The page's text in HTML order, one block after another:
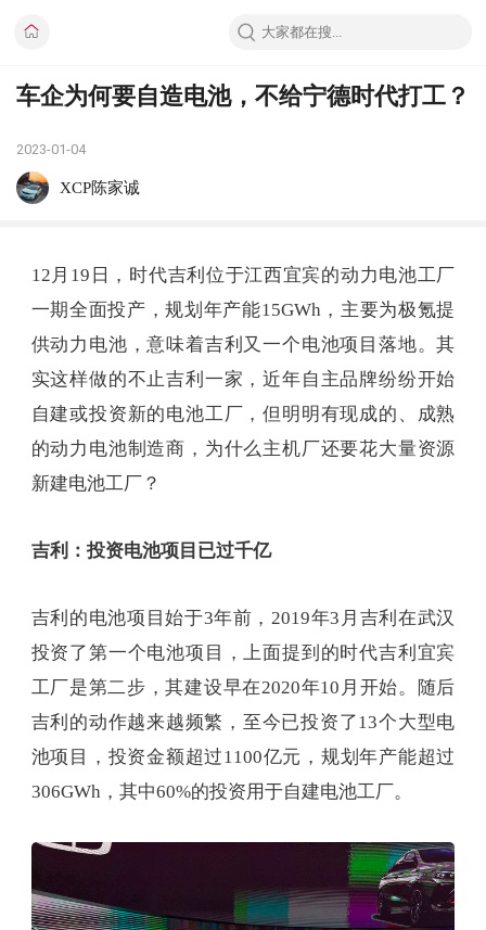
车企为何要自造电池，不给宁德时代打工？
2023-01-04
XCP陈家诚
12月19日，时代吉利位于江西宜宾的动力电池工厂
一期全面投产，规划年产能15GWh，主要为极氪提
供动力电池，意味着吉利又一个电池项目落地。其
实这样做的不止吉利一家，近年自主品牌纷纷开始
自建或投资新的电池工厂，但明明有现成的、成熟
的动力电池制造商，为什么主机厂还要花大量资源
新建电池工厂？
吉利：投资电池项目已过千亿
吉利的电池项目始于3年前，2019年3月吉利在武汉
投资了第一个电池项目，上面提到的时代吉利宜宾
工厂是第二步，其建设早在2020年10月开始。随后
吉利的动作越来越频繁，至今已投资了13个大型电
池项目，投资金额超过1100亿元，规划年产能超过
306GWh，其中60%的投资用于自建电池工厂。